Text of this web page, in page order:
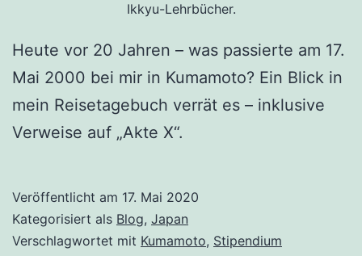
Ikkyu-Lehrbücher.
Heute vor 20 Jahren – was passierte am 17.
Mai 2000 bei mir in Kumamoto? Ein Blick in
mein Reisetagebuch verrät es – inklusive
Verweise auf „Akte X“.
Veröffentlicht am 17. Mai 2020
Kategorisiert als Blog, Japan
Verschlagwortet mit Kumamoto, Stipendium